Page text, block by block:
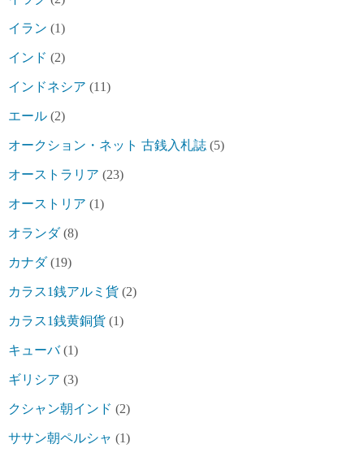
イラン (1)
インド (2)
インドネシア (11)
エール (2)
オークション・ネット 古銭入札誌 (5)
オーストラリア (23)
オーストリア (1)
オランダ(8)
カナダ(19)
カラス1銭アルミ貨 (2)
カラス1銭黄銅貨 (1)
キューバ(1)
ギリシア (3)
クシャン朝インド (2)
ササン朝ペルシャ (1)